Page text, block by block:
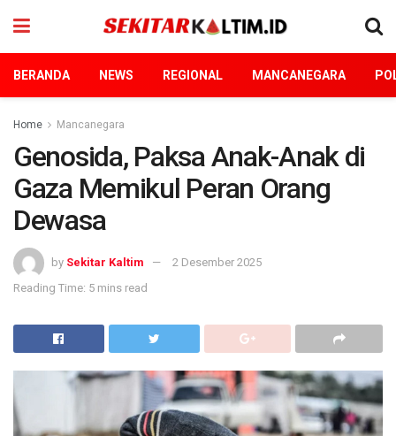
BERANDA NEWS REGIONAL MANCANEGARA
Home Mancanegara
Genosida, Paksa Anak-Anak di
Gaza Memikul Peran Orang
Dewasa
by Sekitar Kaltim
2 Desember 2025
Reading Time: 5 mins read